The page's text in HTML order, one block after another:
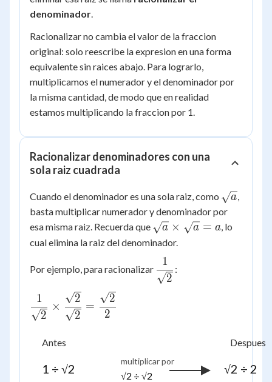
denominador.
Racionalizar no cambia el valor de la fraccion
original: solo reescribe la expresion en una forma
equivalente sin raices abajo. Para lograrlo,
multiplicamos el numerador y el denominador por
la misma cantidad, de modo que en realidad
estamos multiplicando la fraccion por 1.
Racionalizar denominadores con una
sola raiz cuadrada
Cuando el denominador es una sola raiz, como \sqrt{a}
a,
basta multiplicar numerador y denominador por
esa misma raiz. Recuerda que \sqrt{a}
\times
= a
a × a = a, lo
cual elimina la raiz del denominador.
Por ejemplo, para racionalizar
\dfrac{1}
{\sqrt{2}}
2
1
:
\dfrac{1}
{\sqrt{2}}
\dfrac{\sqrt{2}}
\dfrac{\sqrt{2}}
2
1
×
2
2
=
2
2
Antes
1 ÷ √2
multiplicar por
√2 ÷ √2
Despues
√2 ÷ 2